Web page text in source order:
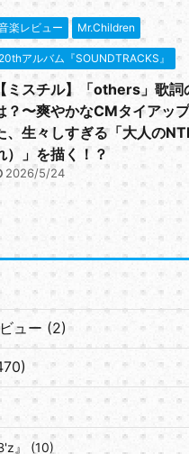
楽レビュー Mr.Children
20thアルバム『SOUNDTRACKS』
ミスチル】「others」歌詞
？〜爽やかなCMタイアッ
、生々しすぎる「大人の
）」を描く！？
2026/5/24
ュー (2)
』 (10)